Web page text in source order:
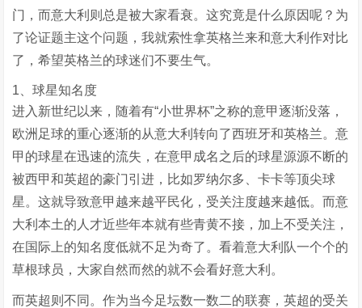
门，而意大利则总是被大家看衰。这究竟是什么原因呢？为
了论证题主这个问题，我就索性拿英格兰来和意大利作对比
了，希望英格兰的球迷们不要生气。
1、球星知名度
进入新世纪以来，随着有“小世界杯”之称的意甲逐渐没落，
欧洲足球的重心逐渐的从意大利转向了西班牙和英格兰。意
甲的球星在迅速的流失，在意甲成名之后的球星源源不断的
被西甲和英超的豪门引进，比如罗纳尔多、卡卡等顶尖球
星。这就导致意甲越来越平民化，受关注度越来越低。而意
大利本土的人才近些年本就有些青黄不接，加上不受关注，
在国际上的知名度低就不足为奇了。看着意大利队一个个的
草根球员，大家自然而然的就不会看好意大利。
而英超则不同。作为当今足坛数一数二的联赛，英超的受关